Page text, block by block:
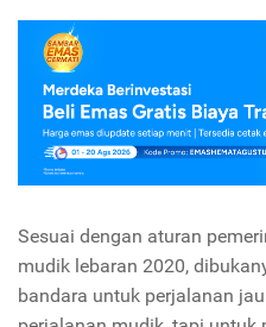
Sesuai dengan aturan
mudik lebaran 2020,
bandara untuk perjalanan